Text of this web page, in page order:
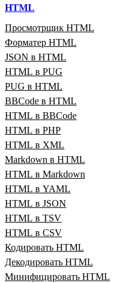
HTML
Просмотрщик HTML
Форматер HTML
JSON в HTML
HTML в PUG
PUG в HTML
BBCode в HTML
HTML в BBCode
HTML в PHP
HTML в XML
Markdown в HTML
HTML в Markdown
HTML в YAML
HTML в JSON
HTML в TSV
HTML в CSV
Кодировать HTML
Декодировать HTML
Минифицировать HTML